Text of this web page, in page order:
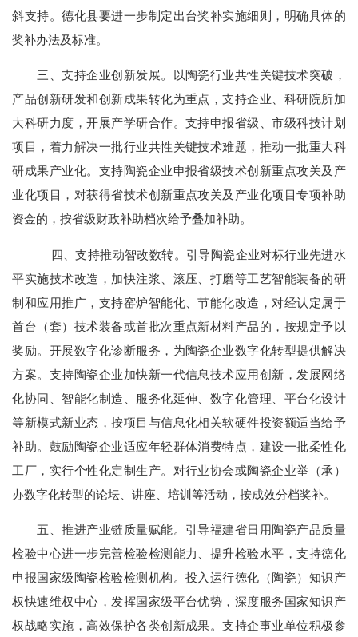
斜支持。德化县要进一步制定出台奖补实施细则，明确具体的
奖补办法及标准。
三、支持企业创新发展。以陶瓷行业共性关键技术突破，
产品创新研发和创新成果转化为重点，支持企业、科研院所加
大科研力度，开展产学研合作。支持申报省级、市级科技计划
项目，着力解决一批行业共性关键技术难题，推动一批重大科
研成果产业化。支持陶瓷企业申报省级技术创新重点攻关及产
业化项目，对获得省技术创新重点攻关及产业化项目专项补助
资金的，按省级财政补助档次给予叠加补助。
四、支持推动智改数转。引导陶瓷企业对标行业先进水
平实施技术改造，加快注浆、滚压、打磨等工艺智能装备的研
制和应用推广，支持窑炉智能化、节能化改造，对经认定属于
首台（套）技术装备或首批次重点新材料产品的，按规定予以
奖励。开展数字化诊断服务，为陶瓷企业数字化转型提供解决
方案。支持陶瓷企业加快新一代信息技术应用创新，发展网络
化协同、智能化制造、服务化延伸、数字化管理、平台化设计
等新模式新业态，按项目与信息化相关软硬件投资额适当给予
补助。鼓励陶瓷企业适应年轻群体消费特点，建设一批柔性化
工厂，实行个性化定制生产。对行业协会或陶瓷企业举（承）
办数字化转型的论坛、讲座、培训等活动，按成效分档奖补。
五、推进产业链质量赋能。引导福建省日用陶瓷产品质量
检验中心进一步完善检验检测能力、提升检验水平，支持德化
申报国家级陶瓷检验检测机构。投入运行德化（陶瓷）知识产
权快速维权中心，发挥国家级平台优势，深度服务国家知识产
权战略实施，高效保护各类创新成果。支持企事业单位积极参